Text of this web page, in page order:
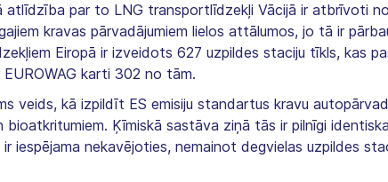
atlīdzība par to LNG transportlīdzekļi Vācijā ir atbrīvoti
kravas pārvadājumiem lielos attālumos, jo tā ir
Eiropā ir izveidots 627 uzpildes staciju tīkls, kas
karti 302 no tām.
veids, kā izpildīt ES emisiju standartus kravu
Ķīmiskā sastāva ziņā tās ir pilnīgi
iespējama nekavējoties, nemainot degvielas uzpildes